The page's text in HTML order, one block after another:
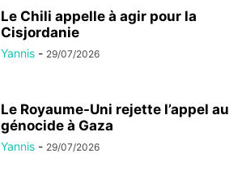
Le Chili appelle à agir pour la
Cisjordanie
Yannis - 29/07/2026
Le Royaume-Uni rejette l’appel au
génocide à Gaza
Yannis - 29/07/2026